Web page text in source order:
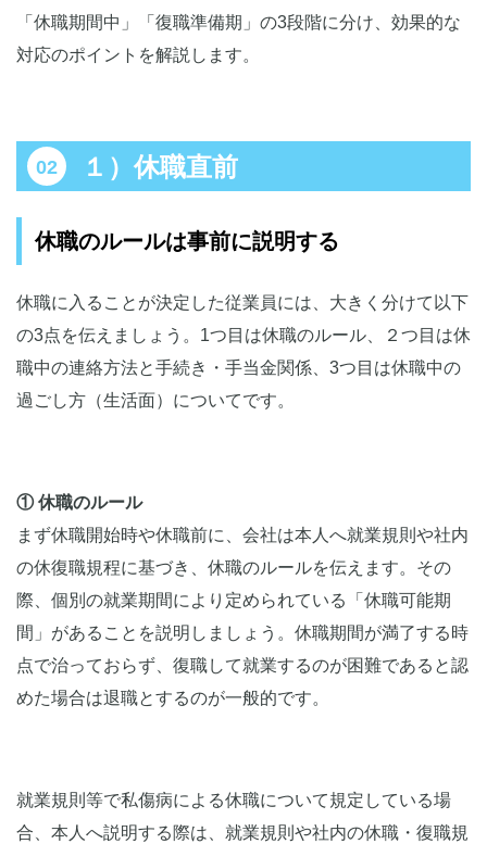
「休職期間中」「復職準備期」の3段階に分け、効果的な
対応のポイントを解説します。
１）休職直前
休職のルールは事前に説明する
休職に入ることが決定した従業員には、大きく分けて以下
の3点を伝えましょう。1つ目は休職のルール、２つ目は休
職中の連絡方法と手続き・手当金関係、3つ目は休職中の
過ごし方（生活面）についてです。
① 休職のルール
まず休職開始時や休職前に、会社は本人へ就業規則や社内
の休復職規程に基づき、休職のルールを伝えます。その
際、個別の就業期間により定められている「休職可能期
間」があることを説明しましょう。休職期間が満了する時
点で治っておらず、復職して就業するのが困難であると認
めた場合は退職とするのが一般的です。
就業規則等で私傷病による休職について規定している場
合、本人へ説明する際は、就業規則や社内の休職・復職規